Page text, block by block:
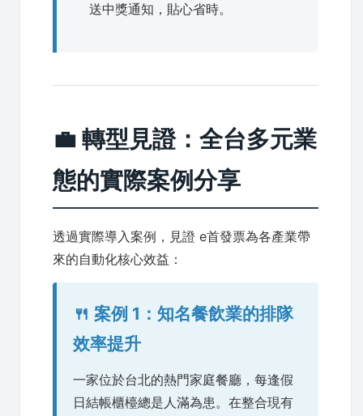
送中獎通知，貼心省時。
💼 轉型見證：全台多元業
態的實際案例分享
透過實際導入案例，見證 e首發票為各產業帶
來的自動化核心效益：
🍴 案例 1：知名餐飲業的排隊
效率提升
一家位於台北的熱門家庭餐廳，每逢假
日結帳櫃檯總是人滿為患。在整合現有